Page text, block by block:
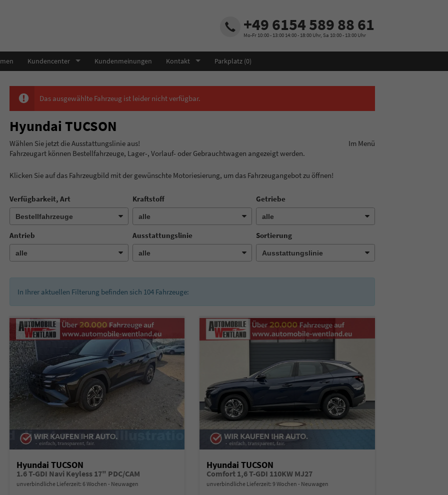
+49 6154 589 88 61
Mo-Fr 10:00 - 13:00 14:00 - 18:00 Uhr, Sa 10:00 - 13:00 Uhr
Kundencenter Kundenmeinungen Kontakt Parkplatz (0)
Das ausgewählte Fahrzeug ist leider nicht verfügbar.
Hyundai TUCSON
Wählen Sie jetzt die Ausstattungslinie aus! Im Menü
Fahrzeugart können Bestellfahrzeuge, Lager-, Vorlauf- oder Gebrauchtwagen angezeigt werden.
Klicken Sie auf das Fahrzeugbild mit der gewünschte Motoriesierung, um das Fahrzeugangebot zu öffnen!
Verfügbarkeit, Art Kraftstoff Getriebe
Antrieb Ausstattungslinie Sortierung
In Ihrer aktuellen Filterung befinden sich 104Fahrzeuge:
Hyundai TUCSON
1.6 T-GDI Navi Keyless 17" PDC/CAM
unverbindliche Lieferzeit: 6 Wochen Neuwagen
Hyundai TUCSON
Comfort 1,6 T-GDI 110KW MJ27
unverbindliche Lieferzeit:9 Wochen Neuwagen